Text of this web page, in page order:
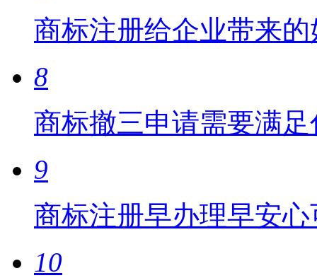
商标注册给企业带来
8
商标撤三申请需要满
9
商标注册早办理早安
10